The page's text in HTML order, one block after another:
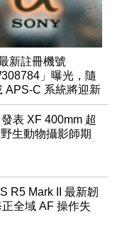
新註冊機號
」曝光，隨
APS-C 系統將迎新
表 XF 400mm 超
生動物攝影師期
R5 Mark II 最新韌
全域 AF 操作失